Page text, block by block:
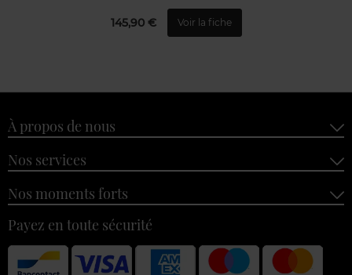
145,90 € Voir la fiche
À propos de nous
Nos services
Nos moments forts
Payez en toute sécurité